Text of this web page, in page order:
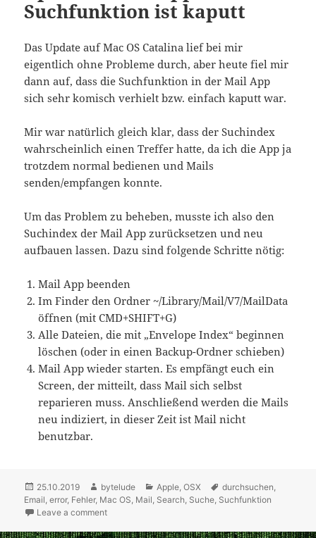
Suchfunktion ist kaputt
Das Update auf Mac OS Catalina lief bei mir
eigentlich ohne Probleme durch, aber heute fiel mir
dann auf, dass die Suchfunktion in der Mail App
sich sehr komisch verhielt bzw. einfach kaputt war.
Mir war natürlich gleich klar, dass der Suchindex
wahrscheinlich einen Treffer hatte, da ich die App ja
trotzdem normal bedienen und Mails
senden/empfangen konnte.
Um das Problem zu beheben, musste ich also den
Suchindex der Mail App zurücksetzen und neu
aufbauen lassen. Dazu sind folgende Schritte nötig:
Mail App beenden
Im Finder den Ordner ~/Library/Mail/V7/MailData
öffnen (mit CMD+SHIFT+G)
Alle Dateien, die mit „Envelope Index“ beginnen
löschen (oder in einen Backup-Ordner schieben)
Mail App wieder starten. Es empfängt euch ein
Screen, der mitteilt, dass Mail sich selbst
reparieren muss. Anschließend werden die Mails
neu indiziert, in dieser Zeit ist Mail nicht
benutzbar.
Posted
on
25.10.2019 Author
bytelude Categories
Apple ,OSX Tags
durchsuchen
Email ,error, Fehler, Mac OS Mail Search Suche Suchfunktion
Leave a comment